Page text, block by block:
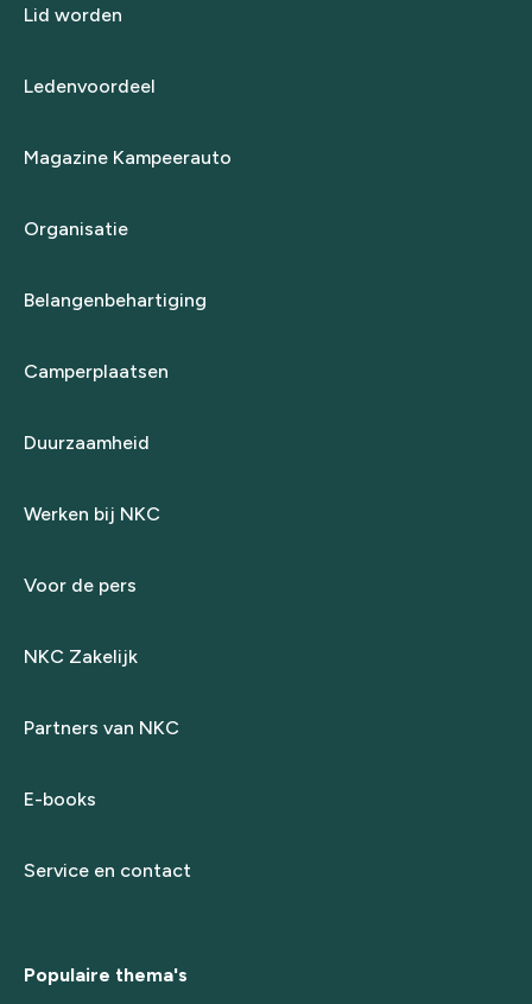
Lid worden
Ledenvoordeel
Magazine Kampeerauto
Organisatie
Belangenbehartiging
Camperplaatsen
Duurzaamheid
Werken bij NKC
Voor de pers
NKC Zakelijk
Partners van NKC
E-books
Service en contact
Populaire thema's